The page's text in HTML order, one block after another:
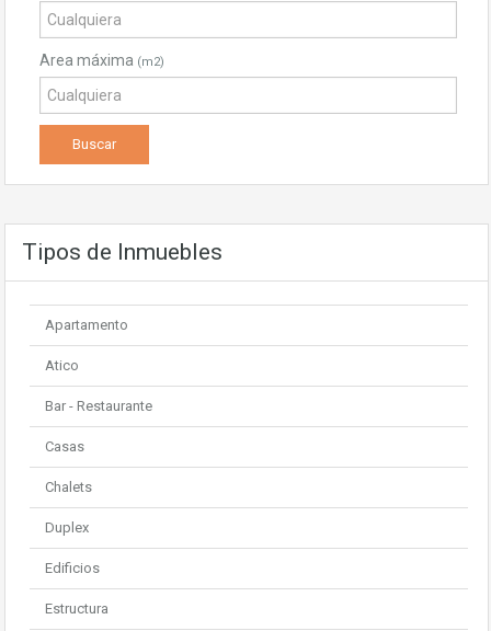
Area máxima (m2)
Tipos de Inmuebles
Apartamento
Atico
Bar - Restaurante
Casas
Chalets
Duplex
Edificios
Estructura